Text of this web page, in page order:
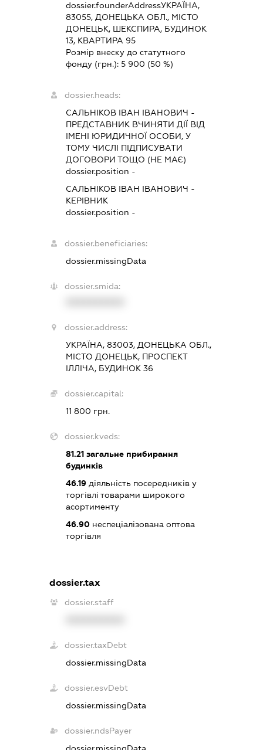
dossier.founderAddressУКРАЇНА,
83055, ДОНЕЦЬКА ОБЛ., МІСТО
ДОНЕЦЬК, ШЕКСПИРА, БУДИНОК
13, КВАРТИРА 95
Розмір внеску до статутного
фонду (грн.):5 900 (50 %)
dossier.heads:
САЛЬНІКОВ ІВАН ІВАНОВИЧ -
ПРЕДСТАВНИК ВЧИНЯТИ ДІЇ ВІД
ІМЕНІ ЮРИДИЧНОЇ ОСОБИ, У
ТОМУ ЧИСЛІ ПІДПИСУВАТИ
ДОГОВОРИ ТОЩО (НЕ МАЄ)
dossier.position -
САЛЬНІКОВ ІВАН ІВАНОВИЧ -
КЕРІВНИК
dossier.position -
dossier.beneficiaries:
dossier.missingData
dossier.smida:
dossier.address:
УКРАЇНА, 83003, ДОНЕЦЬКА ОБЛ.,
МІСТО ДОНЕЦЬК, ПРОСПЕКТ
ІЛЛІЧА, БУДИНОК 36
dossier.capital:
11 800 грн.
dossier.kveds:
81.21 загальне прибирання
будинків
46.19 діяльність посередників у
торгівлі товарами широкого
асортименту
46.90 неспеціалізована оптова
торгівля
dossier.tax
dossier.staff
dossier.taxDebt
dossier.missingData
dossier.esvDebt
dossier.missingData
dossier.ndsPayer